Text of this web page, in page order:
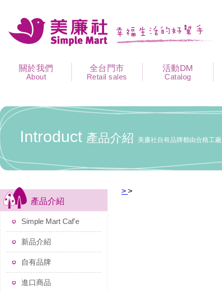
關於我們
About
全台門市
Retail sales
活動DM
Catalog
Introduct 產品介紹 美廉社自有品牌都由合格工
產品介紹
Simple Mart Caf'e
新品介紹
自有品牌
進口商品
> >